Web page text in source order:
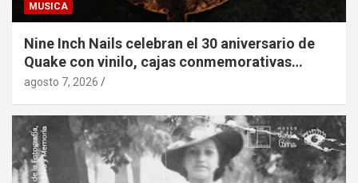
MUSICA
Nine Inch Nails celebran el 30 aniversario de
Quake con vinilo, cajas conmemorativas…
agosto 7, 2026